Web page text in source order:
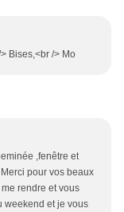
Bises,<br /> Mo
,fenêtre et
pour vos beaux
rendre et vous
weekend et je vous